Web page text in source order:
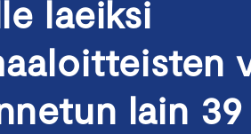
laeiksi
lain 39